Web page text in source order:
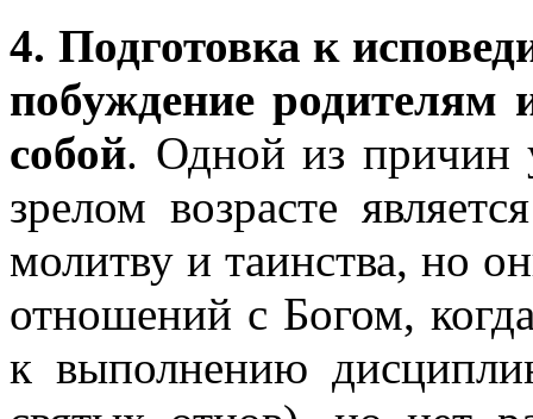
4. Подготовка к
побуждение родителям
собой. Одной из причин
зрелом возрасте
молитву и таинства, но
отношений с Богом,
к выполнению